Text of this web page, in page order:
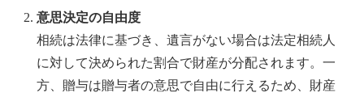
意思決定の自由度
相続は法律に基づき、遺言がない場合は法定相続人
に対して決められた割合で財産が分配されます。一
方、贈与は贈与者の意思で自由に行えるため、財産